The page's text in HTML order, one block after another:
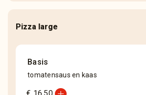
Pizza large
Basis
tomatensaus en kaas